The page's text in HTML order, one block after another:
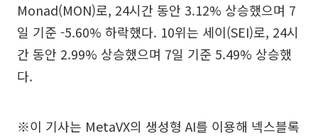
Monad(MON)로, 24시간 동안 3.12% 상승했으며 7
일 기준 -5.60% 하락했다. 10위는 세이(SEI)로, 24시
간 동안 2.99% 상승했으며 7일 기준 5.49% 상승했
다.
※이 기사는 MetaVX의 생성형 AI를 이용해 넥스블록